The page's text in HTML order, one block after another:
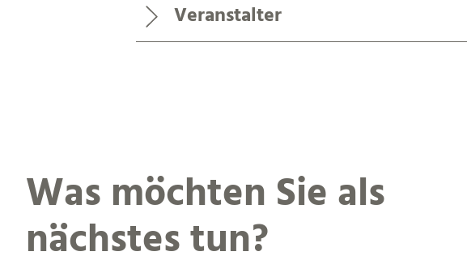
Veranstalter
Was möchten Sie als
nächstes tun?